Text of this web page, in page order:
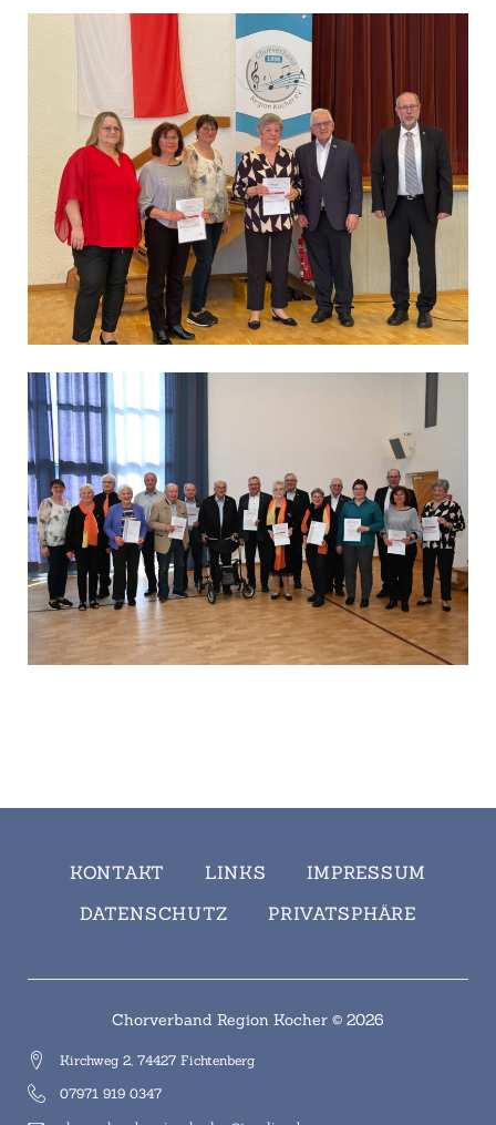
KONTAKT LINKS
IMPRESSUM
DATENSCHUTZ
PRIVATSPHÄRE
Chorverband Region Kocher © 2026
Kirchweg 2, 74427 Fichtenberg
07971 919 0347